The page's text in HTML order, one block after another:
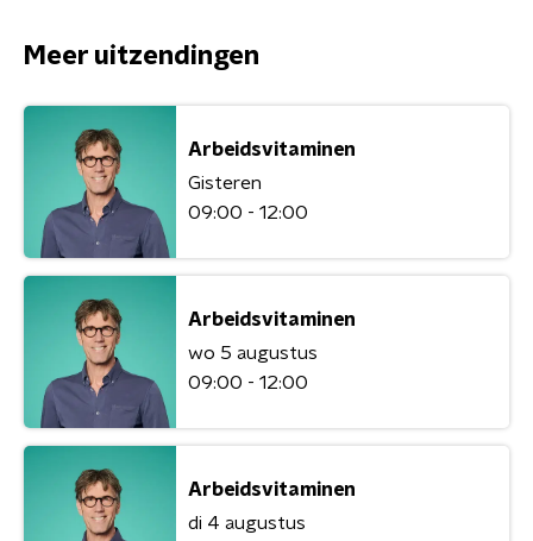
Meer uitzendingen
Arbeidsvitaminen
Gisteren
09:00 - 12:00
Arbeidsvitaminen
wo 5 augustus
09:00 - 12:00
Arbeidsvitaminen
di 4 augustus